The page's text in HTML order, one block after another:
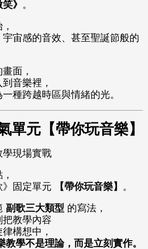
》 。
宙感的音效、甚至聖誕節般的
面，
音樂裡，
種跨越時區與情緒的光。
單元【帶你玩音樂】
學現場實戰
固定單元
【帶你玩音樂】 。
副歌三大類型 的寫法，
教學內容
構想中，
教學不是理論，而是立刻實作。